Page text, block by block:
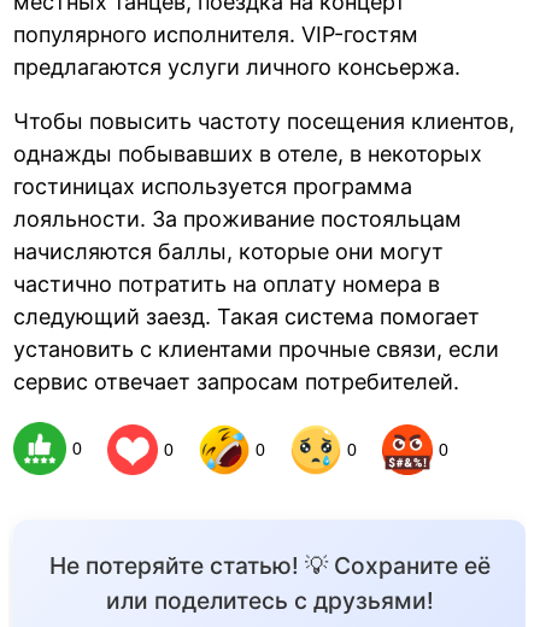
популярного исполнителя. VIP-гостям
предлагаются услуги личного консьержа.
Чтобы повысить частоту посещения клиентов,
однажды побывавших в отеле, в некоторых
гостиницах используется программа
лояльности. За проживание постояльцам
начисляются баллы, которые они могут
частично потратить на оплату номера в
следующий заезд. Такая система помогает
установить с клиентами прочные связи, если
сервис отвечает запросам потребителей.
0 0 0 0 0
Не потеряйте статью! 💡 Сохраните её
или поделитесь с друзьями!